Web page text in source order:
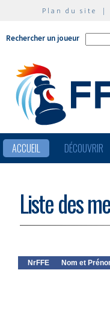
Plan du site |
Rechercher un joueur
ACCUEIL DÉCOUVRIR
Liste des
NrFFE Nom et